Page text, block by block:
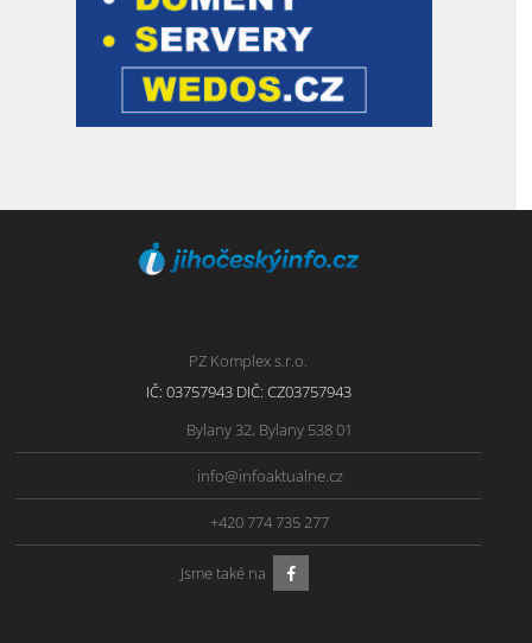
PZ Komplex s.r.o.
IČ: 03757943 DIČ: CZ03757943
Bylany 32, Bylany 538 01
info@infoaktualne.cz
+420 774 735 277
Jsme také na